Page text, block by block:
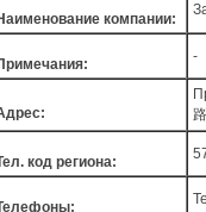
компании:
-
код региона: